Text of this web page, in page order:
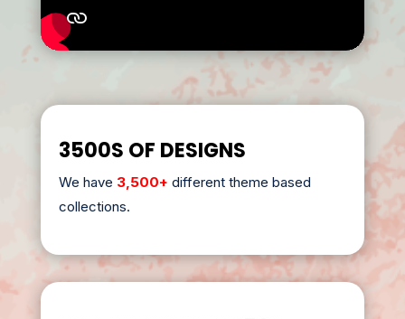
3500S OF DESIGNS
We have 3,500+ different theme based
collections.